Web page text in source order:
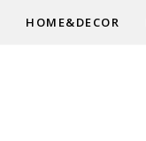
HOME&DECOR